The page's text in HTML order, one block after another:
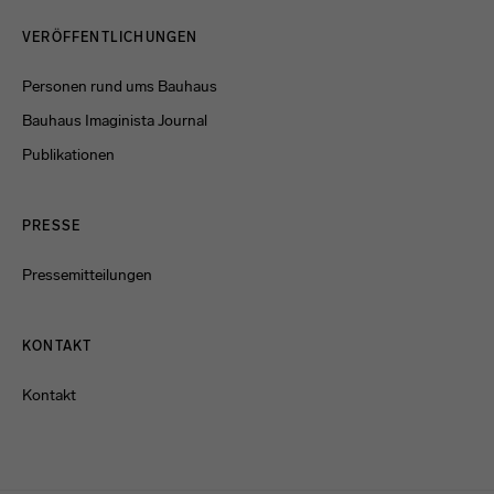
VERÖFFENTLICHUNGEN
Personen rund ums Bauhaus
Bauhaus Imaginista Journal
Publikationen
PRESSE
Pressemitteilungen
KONTAKT
Kontakt